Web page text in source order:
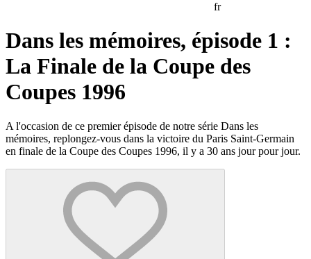
fr
Dans les mémoires, épisode 1 :
La Finale de la Coupe des
Coupes 1996
A l'occasion de ce premier épisode de notre série Dans les
mémoires, replongez-vous dans la victoire du Paris Saint-Germain
en finale de la Coupe des Coupes 1996, il y a 30 ans jour pour jour.